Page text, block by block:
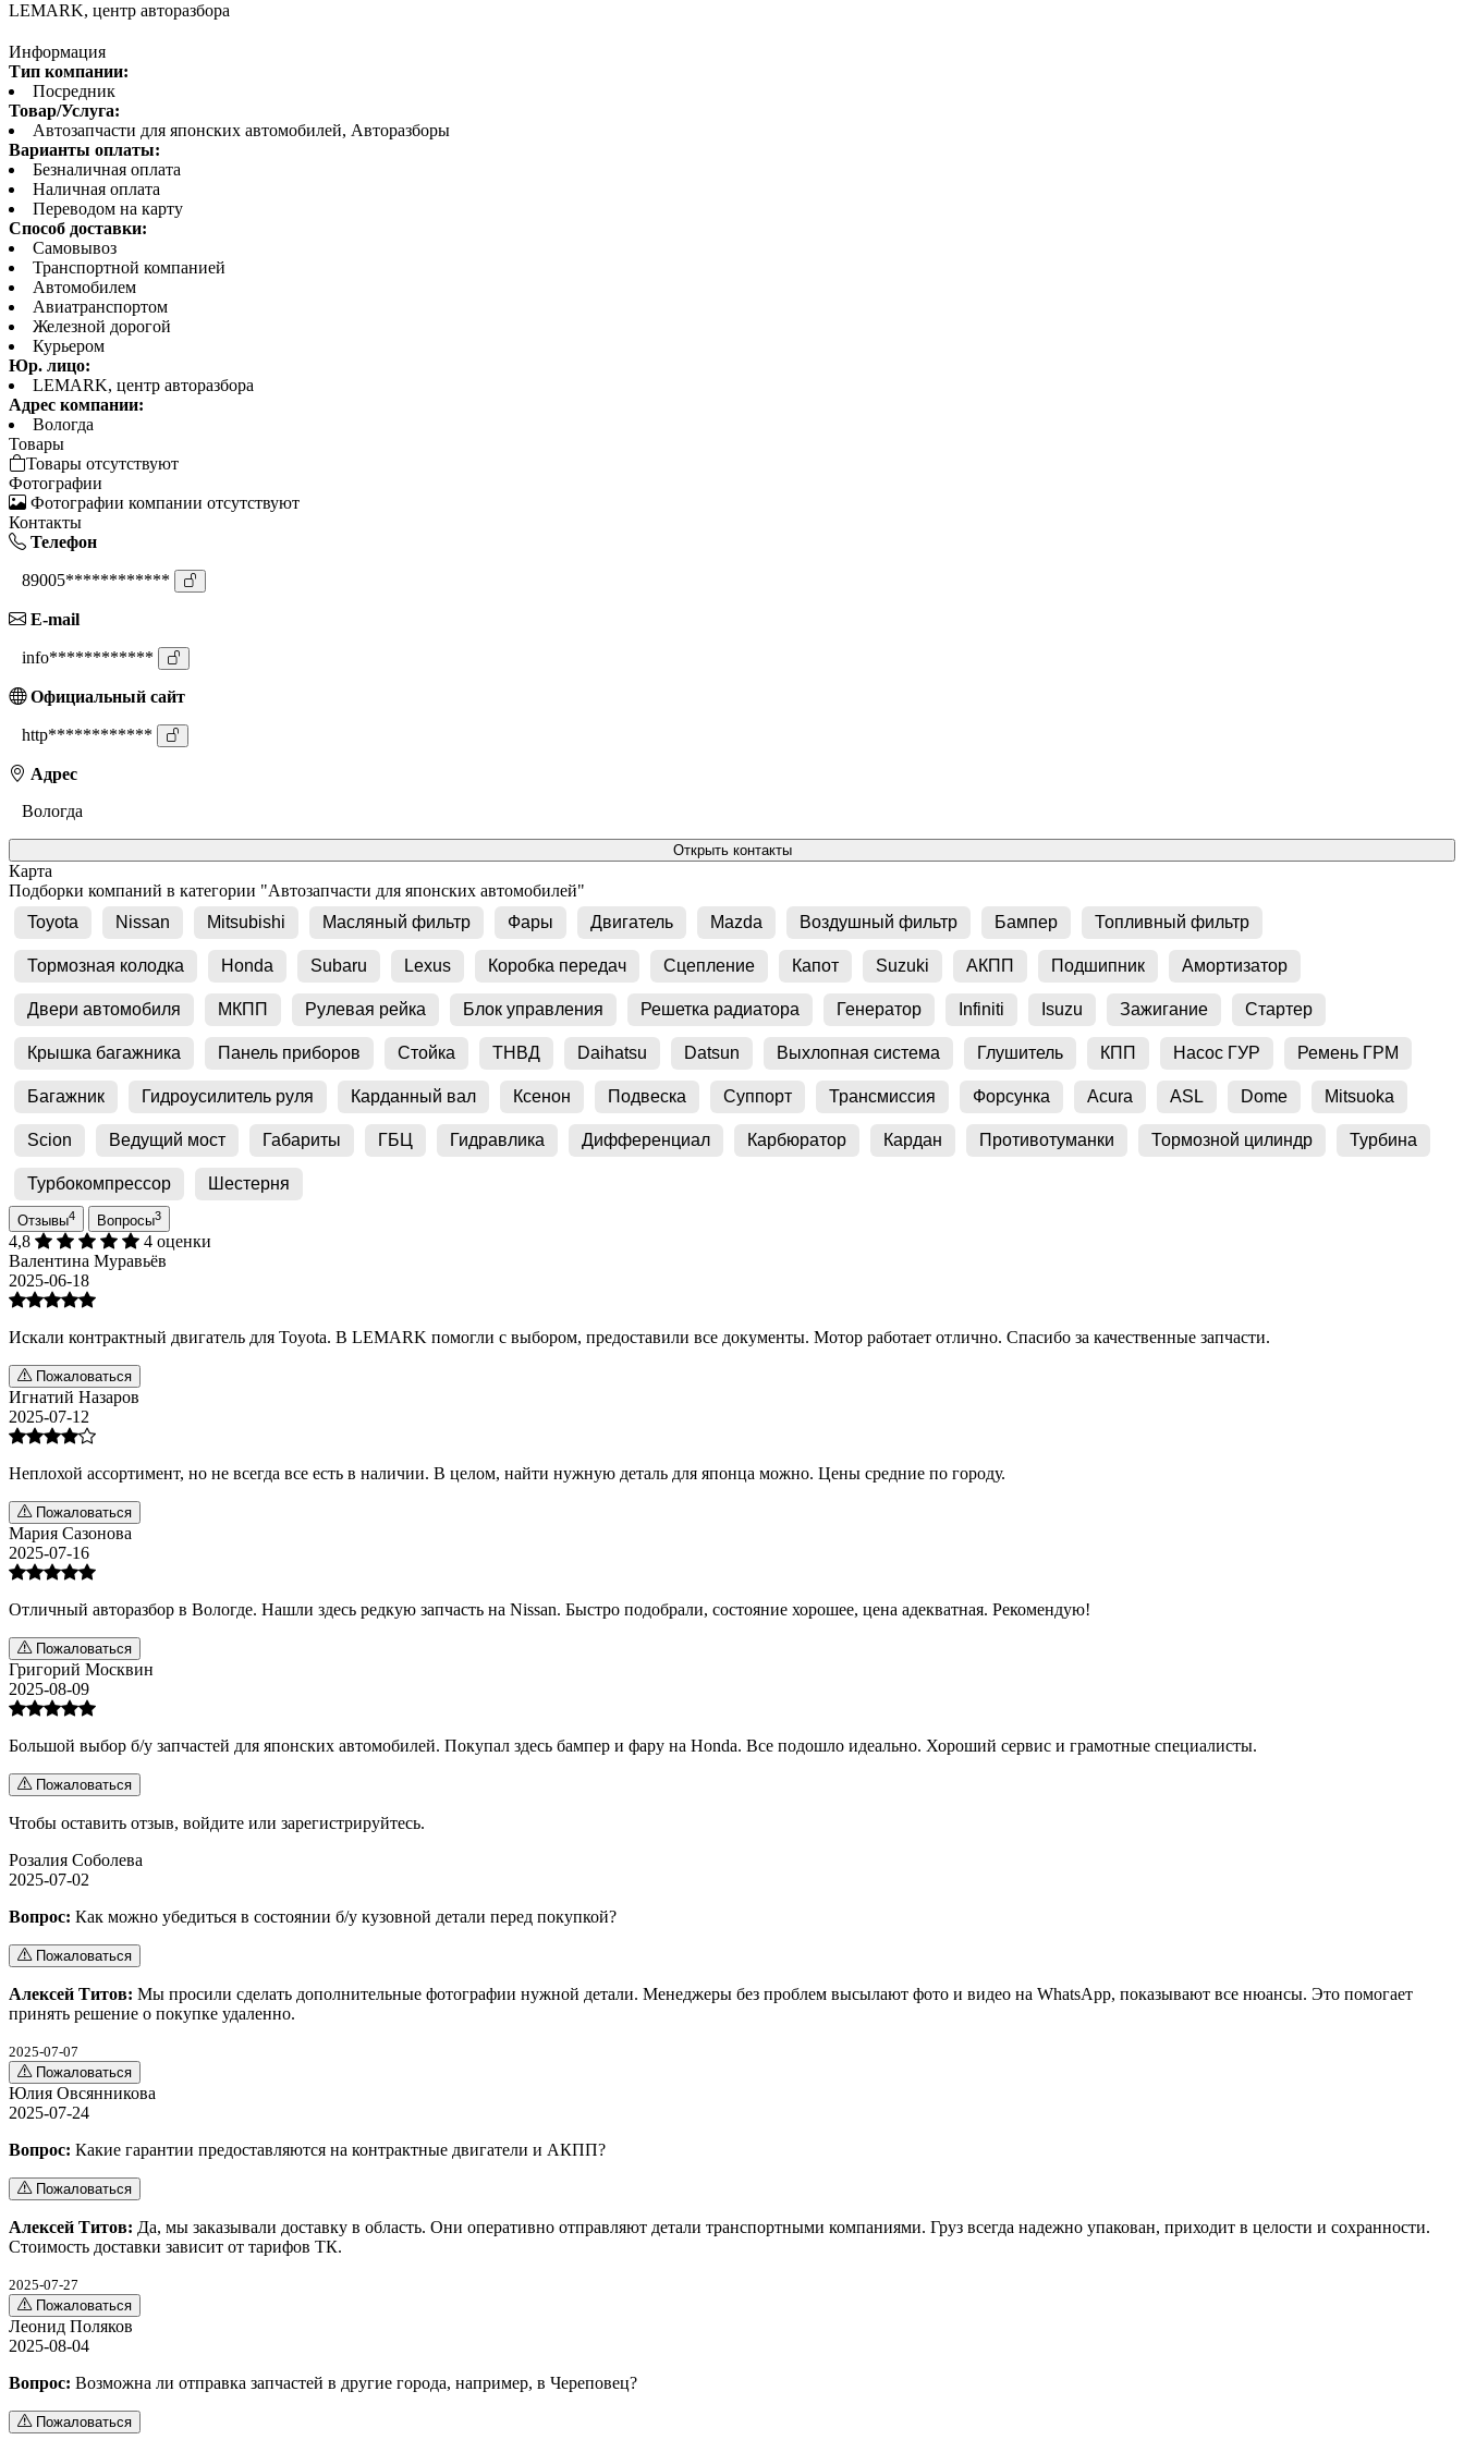
LEMARK, центр авторазбора
Информация
Тип компании:
Посредник
Товар/Услуга:
Автозапчасти для японских автомобилей, Авторазборы
Варианты оплаты:
Безналичная оплата
Наличная оплата
Переводом на карту
Способ доставки:
Самовывоз
Транспортной компанией
Автомобилем
Авиатранспортом
Железной дорогой
Курьером
Юр. лицо:
LEMARK, центр авторазбора
Адрес компании:
Вологда
Товары
Товары отсутствуют
Фотографии
Фотографии компании отсутствуют
Контакты
Телефон
89005************
E-mail
info************
Официальный сайт
http************
Адрес
Вологда
Открыть контакты
Карта
Подборки компаний в категории "Автозапчасти для японских автомобилей"
Toyota
Nissan Mitsubishi Масляный фильтр Фары Двигатель Mazda Воздушный фильтр Бампер Топливный фильтр
Тормозная колодка Honda Subaru Lexus Коробка передач Сцепление Капот Suzuki АКПП Подшипник Амортизатор
Двери автомобиля МКПП Рулевая рейка Блок управления Решетка радиатора Генератор Infiniti Isuzu Зажигание Стартер
Крышка багажника Панель приборов Стойка ТНВД Daihatsu Datsun Выхлопная система Глушитель КПП Насос ГУР Ремень ГРМ
Багажник Гидроусилитель руля Карданный вал Ксенон Подвеска Суппорт Трансмиссия Форсунка Acura ASL Dome Mitsuoka
Scion Ведущий мост Габариты ГБЦ Гидравлика Дифференциал Карбюратор Кардан Противотуманки Тормозной цилиндр Турбина
Турбокомпрессор Шестерня
Отзывы4 Вопросы3
4,8
4 оценки
Валентина Муравьёв
2025-06-18
Искали контрактный двигатель для Toyota. В LEMARK помогли с выбором, предоставили все документы. Мотор работает отлично. Спасибо за качественные запчасти.
Пожаловаться
Игнатий Назаров
2025-07-12
Неплохой ассортимент, но не всегда все есть в наличии. В целом, найти нужную деталь для японца можно. Цены средние по городу.
Пожаловаться
Мария Сазонова
2025-07-16
Отличный авторазбор в Вологде. Нашли здесь редкую запчасть на Nissan. Быстро подобрали, состояние хорошее, цена адекватная. Рекомендую!
Пожаловаться
Григорий Москвин
2025-08-09
Большой выбор б/у запчастей для японских автомобилей. Покупал здесь бампер и фару на Honda. Все подошло идеально. Хороший сервис и грамотные специалисты.
Пожаловаться
Чтобы оставить отзыв, войдите или зарегистрируйтесь.
Розалия Соболева
2025-07-02
Вопрос: Как можно убедиться в состоянии б/у кузовной детали перед покупкой?
Пожаловаться
Алексей Титов: Мы просили сделать дополнительные фотографии нужной детали. Менеджеры без проблем высылают фото и видео на WhatsApp, показывают все нюансы. Это помогает
принять решение о покупке удаленно.
2025-07-07
Пожаловаться
Юлия Овсянникова
2025-07-24
Вопрос: Какие гарантии предоставляются на контрактные двигатели и АКПП?
Пожаловаться
Алексей Титов: Да, мы заказывали доставку в область. Они оперативно отправляют детали транспортными компаниями. Груз всегда надежно упакован, приходит в целости и сохранности.
Стоимость доставки зависит от тарифов ТК.
2025-07-27
Пожаловаться
Леонид Поляков
2025-08-04
Вопрос: Возможна ли отправка запчастей в другие города, например, в Череповец?
Пожаловаться